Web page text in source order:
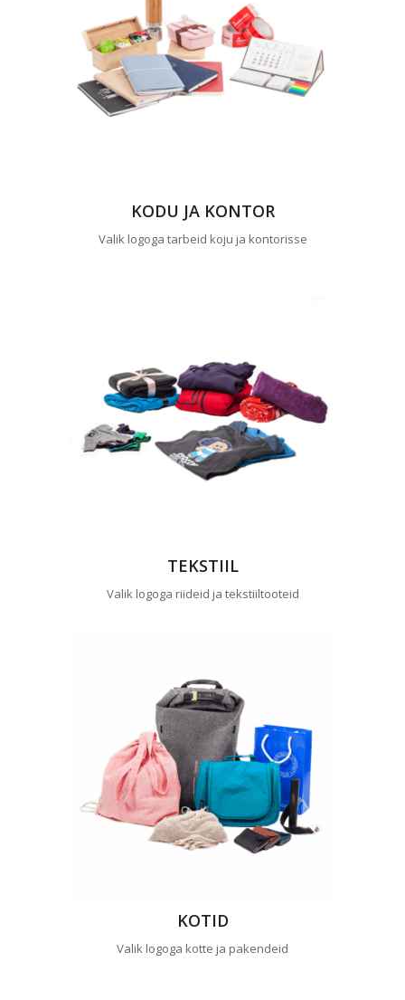
KODU JA KONTOR
Valik logoga tarbeid koju ja kontorisse
TEKSTIIL
Valik logoga riideid ja tekstiiltooteid
KOTID
Valik logoga kotte ja pakendeid